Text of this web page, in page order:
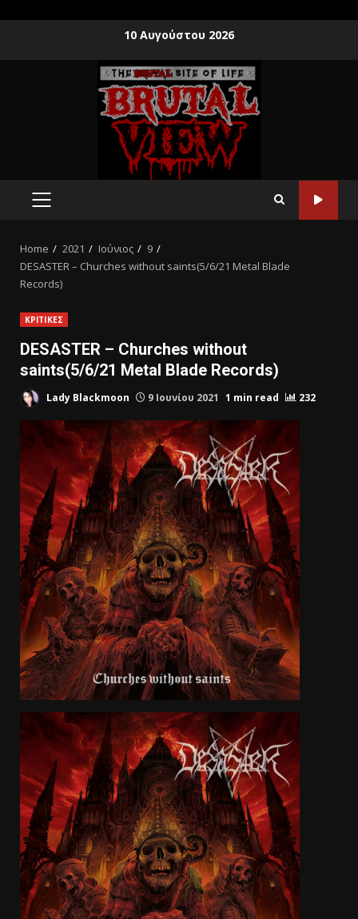
10 Αυγούστου 2026
Home 2021 Ιούνιος
9
DESASTER – Churches without saints(5/6/21 Metal Blade
Records)
ΚΡΙΤΙΚΕΣ
DESASTER – Churches without
saints(5/6/21 Metal Blade Records)
Lady Blackmoon 9 Ιουνίου 2021 1 min read 232